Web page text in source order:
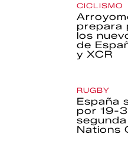
CICLISMO
prepara
los
de
y XCR
RUGBY
España
por 19-
Nations